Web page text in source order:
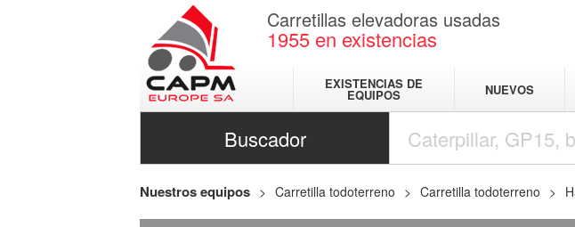
Carretillas elevadoras usadas
1955 en existencias
EXISTENCIAS DE
EQUIPOS NUEVOS
Buscador
Nuestros equipos Carretilla todoterreno Carretilla todoterreno